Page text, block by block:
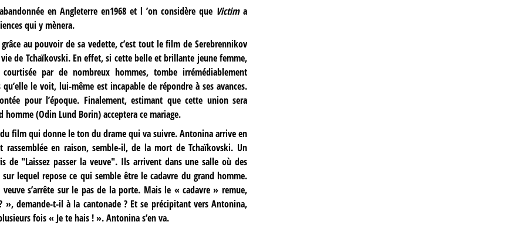
en Angleterre en1968 et l ’on considère que Victima
qui y mènera.
au pouvoir de sa vedette, c’est tout le film de Serebrennikov
de Tchaïkovski. En effet, si cette belle et brillante jeune femme,
par de nombreux hommes, tombe irrémédiablement
le voit, lui-même est incapable de répondre à ses avances.
pour l’époque. Finalement, estimant que cette union sera
(Odin Lund Borin) acceptera ce mariage.
film qui donne le ton du drame qui va suivre. Antonina arrive en
en raison, semble-il, de la mort de Tchaïkovski. Un
de "Laissez passer la veuve". Ils arrivent dans une salle où des
lequel repose ce qui semble être le cadavre du grand homme.
s’arrête sur le pas de la porte. Mais le « cadavre » remue,
demande-t-il à la cantonade ? Et se précipitant vers Antonina,
fois « Je te hais ! ». Antonina s’en va.